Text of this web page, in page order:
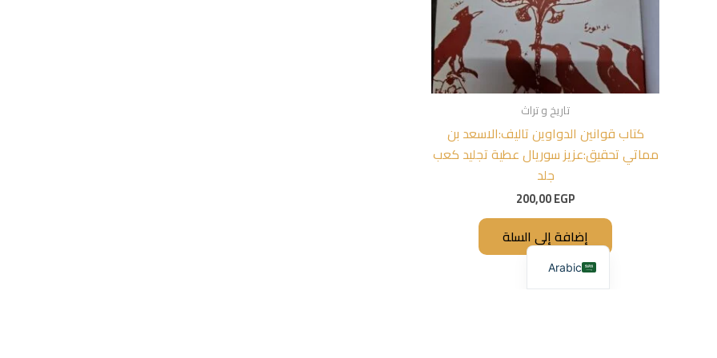
تاريخ و تراث
كتاب قوانين الدواوين تاليف:الاسعد بن
مماتي تحقيق:عزيز سوريال عطية تجليد كعب
جلد
200,00EGP
إضافة إلى السلة
Arabic